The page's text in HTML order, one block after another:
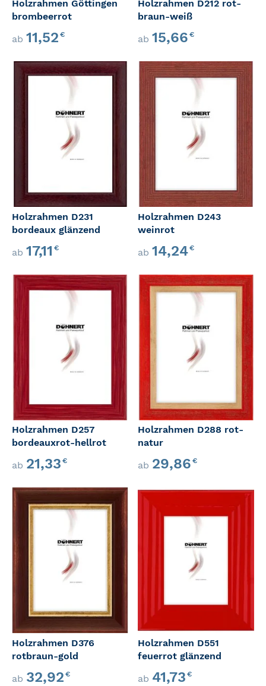
Holzrahmen Göttingen
brombeerrot
ab 11,52€
Holzrahmen D212 rot-
braun-weiß
ab 15,66€
Holzrahmen D231
bordeaux glänzend
ab 17,11€
Holzrahmen D243
weinrot
ab 14,24€
Holzrahmen D257
bordeauxrot-hellrot
ab 21,33€
Holzrahmen D288 rot-
natur
ab 29,86€
Holzrahmen D376
rotbraun-gold
ab 32,92€
Holzrahmen D551
feuerrot glänzend
ab 41,73€